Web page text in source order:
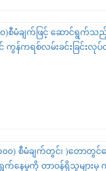
စီမံချက်ဖြင့် ဆောင်ရွက်သည့်
ကွန်ကရစ်လမ်းခင်းခြင်းလုပ်င
၀) စီမံချက်တွင်၊ )တောတွင်က
နေမှုကို တာဝန်ရှိသူများမှ